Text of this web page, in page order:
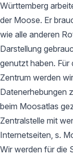
Württemberg
der Moose. Er
wie alle anderen
Darstellung
genutzt haben. Für
Zentrum werden
Datenerhebungen
beim Moosatlas
Zentralstelle mit
Internetseiten, s.
Wir werden für die